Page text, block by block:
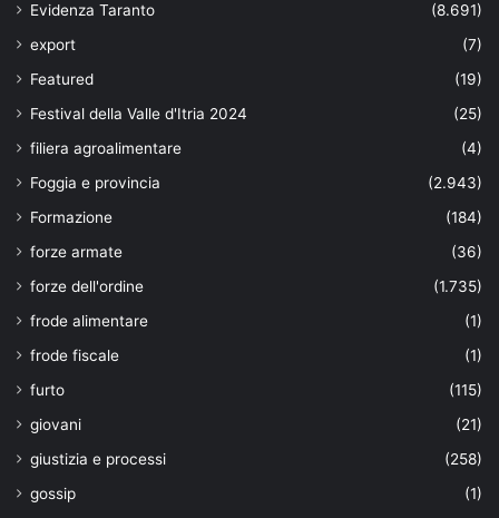
Evidenza Taranto
(8.691)
export
(7)
Featured
(19)
Festival della Valle d'Itria 2024
(25)
filiera agroalimentare
(4)
Foggia e provincia
(2.943)
Formazione
(184)
forze armate
(36)
forze dell'ordine
(1.735)
frode alimentare
(1)
frode fiscale
(1)
furto
(115)
giovani
(21)
giustizia e processi
(258)
gossip
(1)